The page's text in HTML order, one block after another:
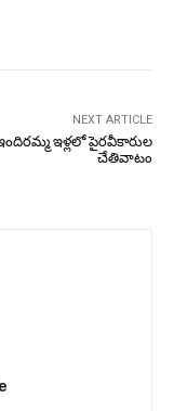
NEXT ARTICLE
ఇళ్లలో పైరవీకారుల
చేతివాటం